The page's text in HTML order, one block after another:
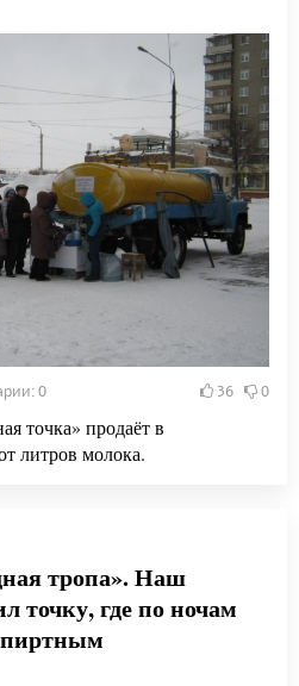
0 36 0
точка» продаёт в
литров молока.
тропа». Наш
точку, где по ночам